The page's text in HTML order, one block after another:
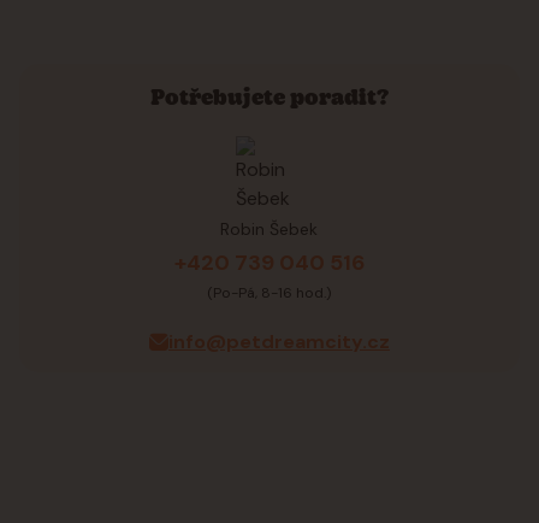
Potřebujete poradit?
Robin Šebek
+420 739 040 516
(Po-Pá, 8-16 hod.)
info@petdreamcity.cz